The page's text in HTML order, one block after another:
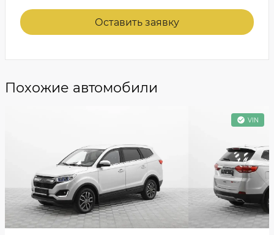
Оставить заявку
Похожие автомобили
VIN